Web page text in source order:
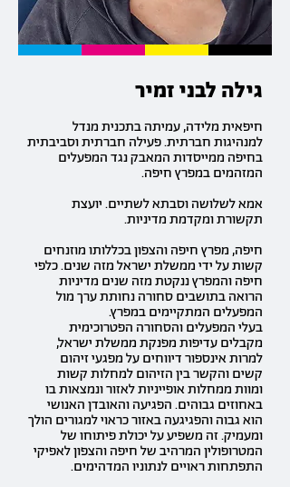
גילה לבני זמיר
חיפאית מלידה, עמיתה בתכנית מנדל
למנהיגות חברתית. פעילה חברתית וסביבתית
בחיפה ממייסדות המאבק נגד המפעלים
המזהמים במפרץ חיפה.
אמא לשלושה וסבתא לשתיים. יועצת
תקשורת ומקדמת מדיניות.
חיפה, מפרץ חיפה והצפון בכללותו מוזנחים
קשות על ידי ממשלת ישראל מזה שנים. כלפי
חיפה והמפרץ ננקטת מזה שנים מדיניות
הרואה בתושבים סחורה נחותת ערך מול
המפעלים המתקיימים במפרץ.
בעלי המפעלים והסחורה הפטרוכימית
מקבלים עדיפות מפנקת ממשלת ישראל,
למרות אינספור דיווחים על מפגעי זיהום
קשים והקשר בין הזיהום למחלות קשות
ומוות ממחלות אופייניות לאזור ונמצאות בו
באחוזים גבוהים. הפגיעה והאובדן האנושי
הוא גבוה והפגיגעה באזור כראוי למגורים הולך
ומעמיק. זה משפיע על יכולת פיתוחו של
המטרופולין המרהיב של חיפה והצפון לאפיקי
התפתחות ראויים לנתוניו המדהימים.